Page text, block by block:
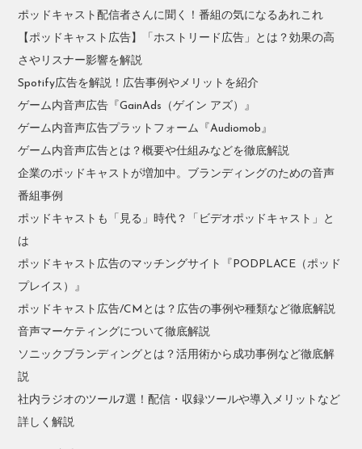
ポッドキャスト配信者さんに聞く！番組の気になるあれこれ
【ポッドキャスト広告】「ホストリード広告」とは？効果の高
さやリスナー影響を解説
Spotify広告を解説！広告事例やメリットを紹介
ゲーム内音声広告『GainAds（ゲイン アズ）』
ゲーム内音声広告プラットフォーム『Audiomob』
ゲーム内音声広告とは？概要や仕組みなどを徹底解説
企業のポッドキャストが増加中。ブランディングのための音声
番組事例
ポッドキャストも「見る」時代？「ビデオポッドキャスト」と
は
ポッドキャスト広告のマッチングサイト『PODPLACE（ポッド
プレイス）』
ポッドキャスト広告/CMとは？広告の事例や種類など徹底解説
音声マーケティングについて徹底解説
ソニックブランディングとは？活用術から成功事例など徹底解
説
社内ラジオのツール7選！配信・収録ツールや導入メリットなど
詳しく解説